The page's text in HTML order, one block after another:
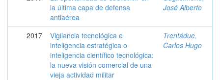
la última capa de defensa
antiaérea
José Alberto
2017
Vigilancia tecnológica e
inteligencia estratégica o
inteligencia científico tecnológica:
la nueva visión comercial de una
vieja actividad militar
Trentádue,
Carlos Hugo